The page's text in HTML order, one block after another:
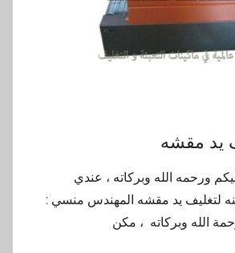
يد مقشه
ورحمه الله وبركاته ، عندي
لتغليف يد مقشه المهندس منسي :
الله وبركاته ، مكن